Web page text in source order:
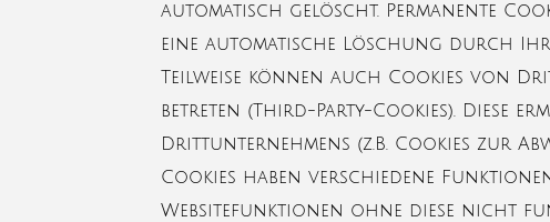
automatisch gelöscht. Permanente
eine automatische Löschung durch
Teilweise können auch Cookies von
betreten (Third-Party-Cookies). Diese
Drittunternehmens (z.B. Cookies zur
Cookies haben verschiedene
Websitefunktionen ohne diese nicht